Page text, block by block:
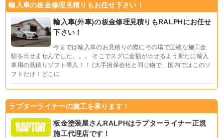
輸入車の板金修理見積りもお任せ下さい！
輸入車(外車)の板金修理見積りもRALPHにお任せ
下さい！
今までは輸入車のお見積りの際にその場で正確な施工金
額を出せませんでした。。。 そこでスグに金額が出せるよう新たに輸入
車用の見積りソフト導入！！ (大手損保会社と同じ物で、国内ではこのソ
フトだけ！どこに
ラプターライナーの施工を承ります！
板金塗装屋さんRALPHはラプターライナー正規
施工代理店です！